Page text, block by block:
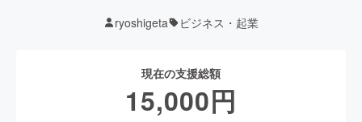
ryoshigeta ビジネス・起業
現在の支援総額
15,000円